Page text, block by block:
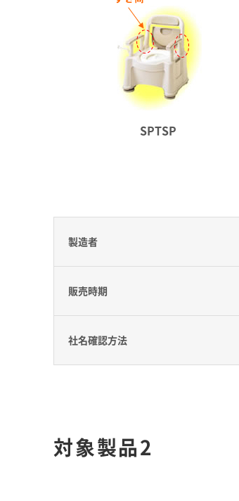
SPTSP
製造者
販売時期
社名確認方法
対象製品2